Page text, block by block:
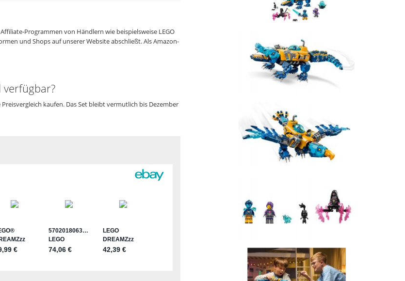
Programmen von Händlern wie beispielsweise LEGO
und Shops auf unserer Website abschließt. Als Amazon-
verfügbar?
kaufen. Das Set bleibt vermutlich bis Dezember